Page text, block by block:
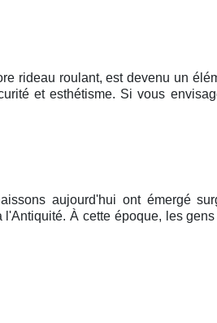
rideau roulant, est devenu un
et esthétisme. Si vous
aujourd'hui ont émergé
À cette époque, les